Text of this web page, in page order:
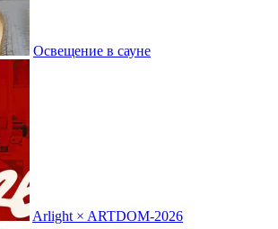
Освещение в сауне
Arlight × ARTDOM-2026